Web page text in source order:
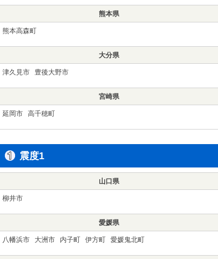
熊本県
熊本高森町
大分県
津久見市 豊後大野市
宮崎県
延岡市 高千穂町
震度1
山口県
柳井市
愛媛県
八幡浜市 大洲市 内子町 伊方町 愛媛鬼北町